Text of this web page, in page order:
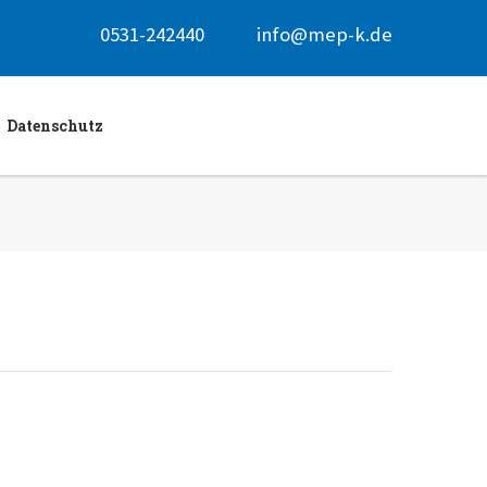
0531-242440 info@mep-k.de
Datenschutz